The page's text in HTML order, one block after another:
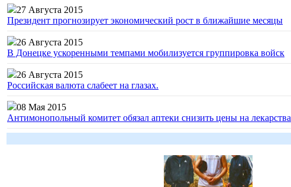
27 Августа 2015
Президент прогнозирует экономический рост в ближайшие месяцы
26 Августа 2015
В Донецке ускоренными темпами мобилизуется группировка войск
26 Августа 2015
Российская валюта слабеет на глазах.
08 Мая 2015
Антимонопольный комитет обязал аптеки снизить цены на лекарства